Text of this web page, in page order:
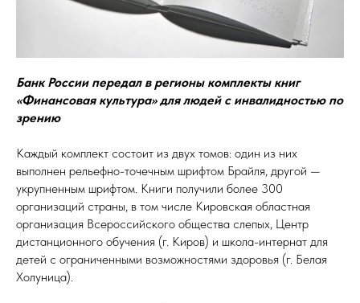
Банк России передал в регионы комплекты книг
«Финансовая культура» для людей с инвалидностью по
зрению
Каждый комплект состоит из двух томов: один из них
выполнен рельефно-точечным шрифтом Брайля, другой —
укрупненным шрифтом. Книги получили более 300
организаций страны, в том числе Кировская областная
организация Всероссийского общества слепых, Центр
дистанционного обучения (г. Киров) и школа-интернат для
детей с ограниченными возможностями здоровья (г. Белая
Холуница).